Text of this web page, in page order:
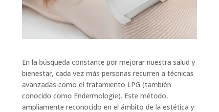
En la búsqueda constante por mejorar nuestra salud y
bienestar, cada vez más personas recurren a técnicas
avanzadas como el tratamiento LPG (también
conocido como Endermologie). Este método,
ampliamente reconocido en el ámbito de la estética y